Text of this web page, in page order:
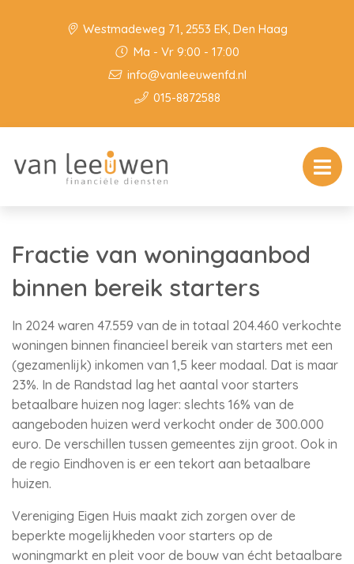
Westmadeweg 71, 2553 EK, Den Haag
Ma - Vr 9:00 - 17:00
info@vanleeuwenfd.nl
015-8872588
Fractie van woningaanbod
binnen bereik starters
In 2024 waren 47.559 van de in totaal 204.460 verkochte
woningen binnen financieel bereik van starters met een
(gezamenlijk) inkomen van 1,5 keer modaal. Dat is maar
23%. In de Randstad lag het aantal voor starters
betaalbare huizen nog lager: slechts 16% van de
aangeboden huizen werd verkocht onder de 300.000
euro. De verschillen tussen gemeentes zijn groot. Ook in
de regio Eindhoven is er een tekort aan betaalbare
huizen.
Vereniging Eigen Huis maakt zich zorgen over de
beperkte mogelijkheden voor starters op de
woningmarkt en pleit voor de bouw van écht betaalbare